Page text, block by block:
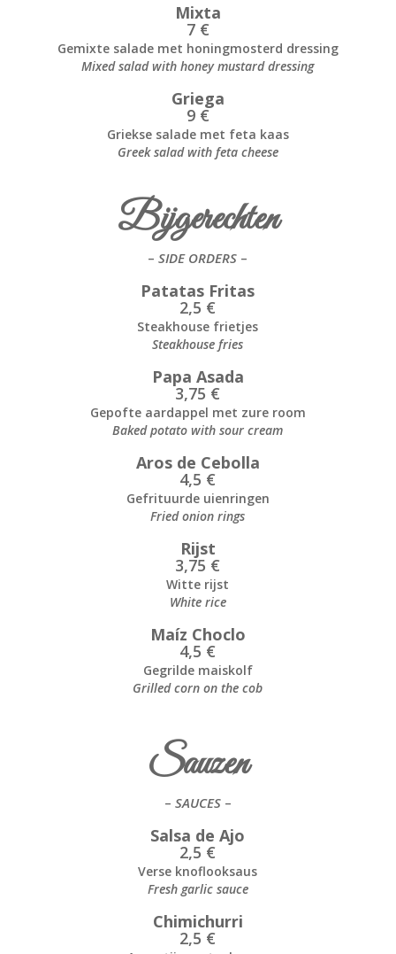
Mixta
7 €
Gemixte salade met honingmosterd dressing
Mixed salad with honey mustard dressing
Griega
9 €
Griekse salade met feta kaas
Greek salad with feta cheese
Bijgerechten
–SIDE ORDERS –
Patatas Fritas
2,5 €
Steakhouse frietjes
Steakhouse fries
Papa Asada
3,75 €
Gepofte aardappel met zure room
Baked potato with sour cream
Aros de Cebolla
4,5 €
Gefrituurde uienringen
Fried onion rings
Rijst
3,75 €
Witte rijst
White rice
Maíz Choclo
4,5 €
Gegrilde maiskolf
Grilled corn on the cob
Sauzen
– SAUCES–
Salsa de Ajo
2,5 €
Verse knoflooksaus
Fresh garlic sauce
Chimichurri
2,5 €